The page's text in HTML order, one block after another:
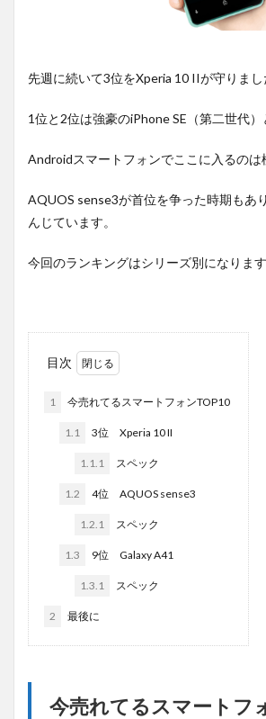
先週に続いて3位をXperia 10 IIが守りまし
1位と2位は強豪のiPhone SE（第二世代）
Androidスマートフォンでここに入るのは
AQUOS sense3が首位を争った時期もあ
んじています。
今回のランキングはシリーズ別になります
目次
1 今売れてるスマートフォンTOP10
1.1 3位 Xperia 10 II
1.1.1 スペック
1.2 4位 AQUOS sense3
1.2.1 スペック
1.3 9位 Galaxy A41
1.3.1 スペック
2 最後に
今売れてるスマートフ